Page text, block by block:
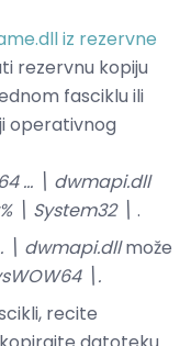
iz rezervne
rezervnu kopiju
fasciklu ili
operativnog
... \ dwmapi.dll
\ System32 \ .
\ dwmapi.dllmože
\.
recite